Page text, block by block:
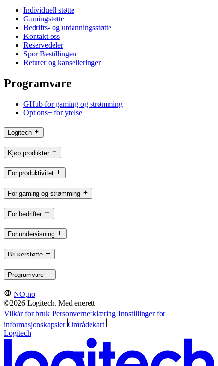
Individuell støtte
Gamingstøtte
Bedrifts- og utdanningsstøtte
Kontakt oss
Reservedeler
Spor Bestillingen
Returer og kanselleringer
Programvare
GHub for gaming og strømming
Options+ for ytelse
Logitech
Kjøp produkter
For produktivitet
For gaming og strømming
For bedrifter
For undervisning
Brukerstøtte
Programvare
NO,no
©2026 Logitech. Med enerett
Vilkår for bruk Personvernerklæring Innstillinger for
informasjonskapsler Områdekart
Logitech